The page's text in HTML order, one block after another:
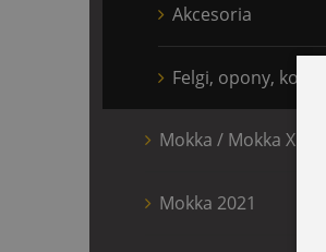
Akcesoria
Felgi, opony, kołpaki
Mokka / Mokka X
Mokka 2021